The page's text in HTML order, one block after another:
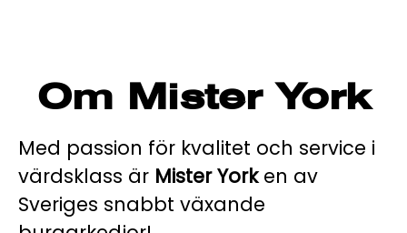
Om Mister York
Med passion för kvalitet och service i
värdsklass är Mister Yorken av
Sveriges snabbt växande